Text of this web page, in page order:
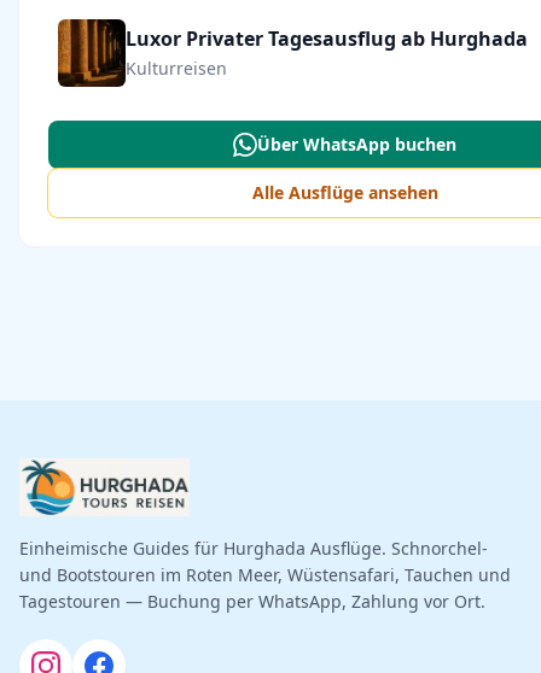
Luxor Privater Tagesausflug ab Hurghada
Kulturreisen
Über WhatsApp buchen
Alle Ausflüge ansehen
Einheimische Guides für Hurghada Ausflüge. Schnorchel-
und Bootstouren im Roten Meer, Wüstensafari, Tauchen und
Tagestouren — Buchung per WhatsApp, Zahlung vor Ort.